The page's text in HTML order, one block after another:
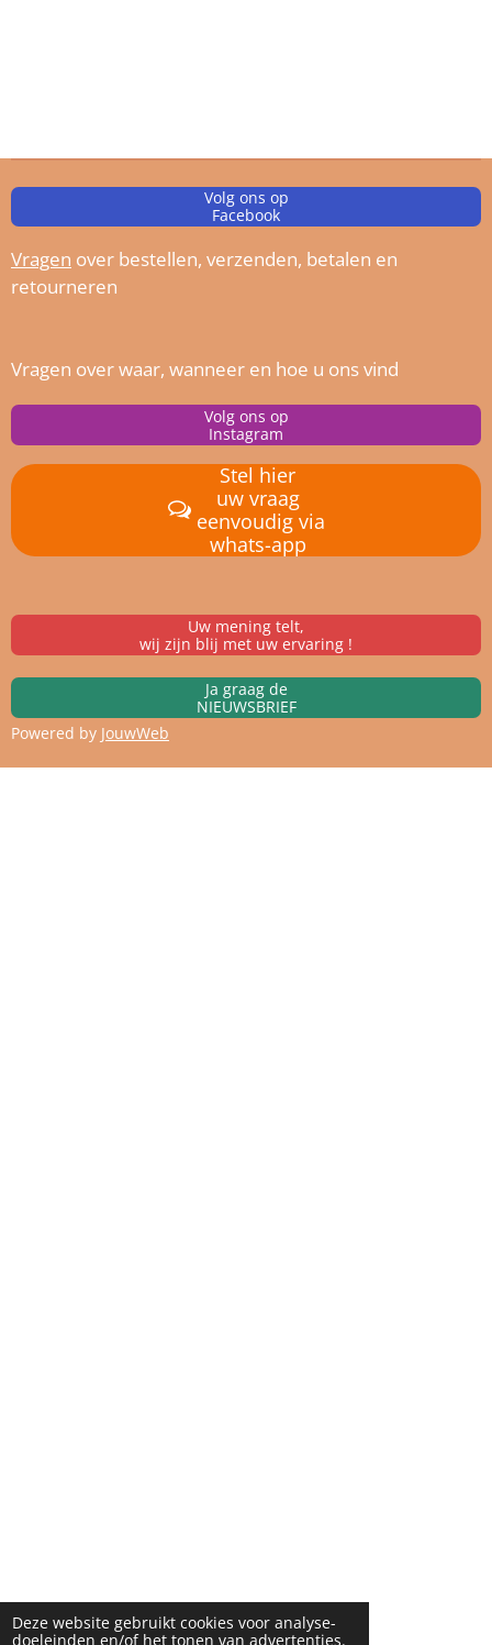
Deze website gebruikt cookies voor analyse-
doeleinden en/of het tonen van advertenties.
Volg ons op
Facebook
Vragen over bestellen, verzenden, betalen en
retourneren
Vragen over waar, wanneer en hoe u ons vind
Volg ons op
Instagram
Stel hier
uw vraag
eenvoudig via
whats-app
Uw mening telt,
wij zijn blij met uw ervaring !
Ja graag de
NIEUWSBRIEF
Powered by JouwWeb